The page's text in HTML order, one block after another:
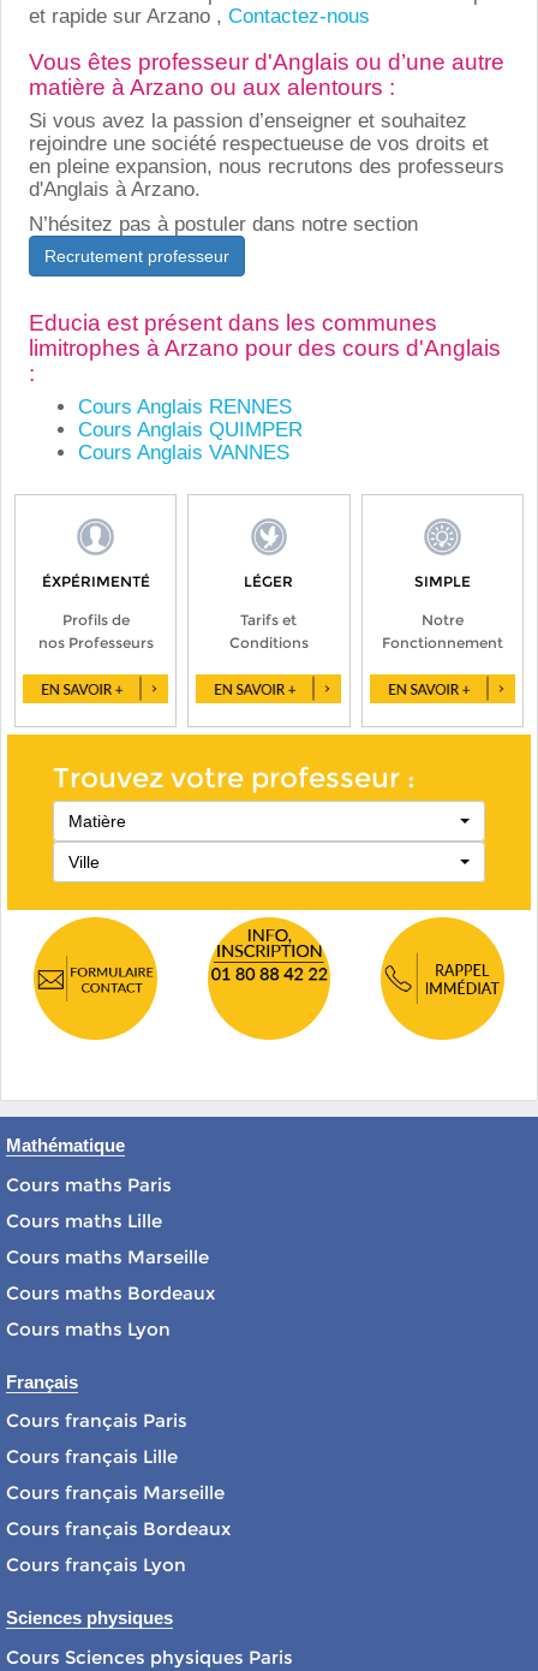
et rapide sur Arzano , Contactez-nous
Vous êtes professeur d'Anglais ou d’une autre
matière à Arzano ou aux alentours :
Si vous avez la passion d’enseigner et souhaitez
rejoindre une société respectueuse de vos droits et
en pleine expansion, nous recrutons des professeurs
d'Anglais à Arzano.
N’hésitez pas à postuler dans notre section
Recrutement professeur
Educia est présent dans les communes
limitrophes à Arzano pour des cours d'Anglais
:
Cours Anglais RENNES
Cours Anglais QUIMPER
Cours Anglais VANNES
ÉXPÉRIMENTÉ
Profils de
nos Professeurs
LÉGER
Tarifs et
Conditions
SIMPLE
Notre
Fonctionnement
Trouvez votre professeur :
Matière
Ville
Mathématique
Cours maths Paris
Cours maths Lille
Cours maths Marseille
Cours maths Bordeaux
Cours maths Lyon
Français
Cours français Paris
Cours français Lille
Cours français Marseille
Cours français Bordeaux
Cours français Lyon
Sciences physiques
Cours Sciences physiques Paris